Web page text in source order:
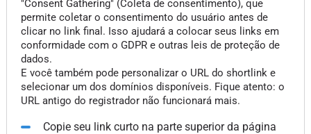
"Consent Gathering" (Coleta de consentimento), que
permite coletar o consentimento do usuário antes de
clicar no link final. Isso ajudará a colocar seus links em
conformidade com o GDPR e outras leis de proteção de
dados.
E você também pode personalizar o URL do shortlink e
selecionar um dos domínios disponíveis. Fique atento: o
URL antigo do registrador não funcionará mais.
Copie seu link curto na parte superior da página